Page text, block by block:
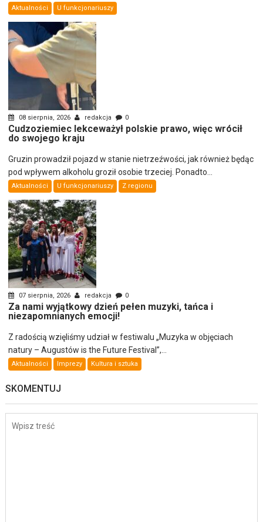
Aktualności U funkcjonariuszy
08 sierpnia, 2026 redakcja 0
Cudzoziemiec lekceważył polskie prawo, więc wrócił
do swojego kraju
Gruzin prowadził pojazd w stanie nietrzeźwości, jak również będąc
pod wpływem alkoholu groził osobie trzeciej. Ponadto...
Aktualności U funkcjonariuszy Z regionu
07 sierpnia, 2026 redakcja 0
Za nami wyjątkowy dzień pełen muzyki, tańca i
niezapomnianych emocji!
Z radością wzięliśmy udział w festiwalu „Muzyka w objęciach
natury – Augustów is the Future Festival”,...
Aktualności Imprezy Kultura i sztuka
SKOMENTUJ